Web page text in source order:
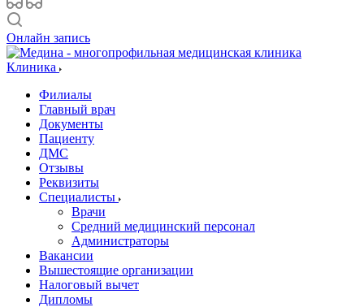
Онлайн запись
Клиника
Филиалы
Главный врач
Документы
Пациенту
ДМС
Отзывы
Реквизиты
Специалисты
Врачи
Средний медицинский персонал
Администраторы
Вакансии
Вышестоящие организации
Налоговый вычет
Дипломы